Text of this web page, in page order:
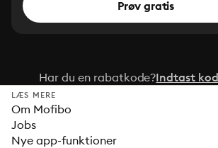
Prøv gratis
Har du en rabatkode?Indtast
LÆS MERE
Om Mofibo
Jobs
Nye app-funktioner